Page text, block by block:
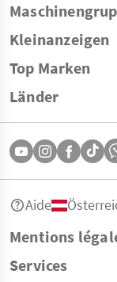
Kleinanzeigen
Top Marken
Länder
Mentions
Services
Aide